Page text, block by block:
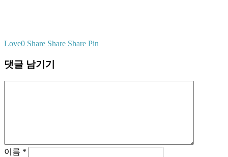
Love0 Share Share Share Pin
댓글 남기기
이름 *